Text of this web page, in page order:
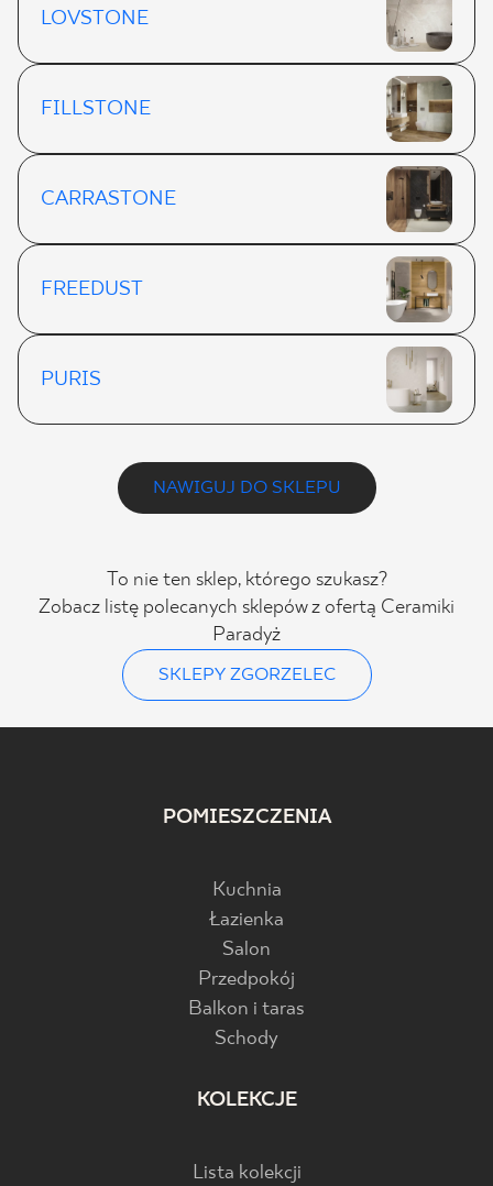
LOVSTONE
FILLSTONE
CARRASTONE
FREEDUST
PURIS
NAWIGUJ DO SKLEPU
To nie ten sklep, którego szukasz?
Zobacz listę polecanych sklepów z ofertą Ceramiki
Paradyż
SKLEPY ZGORZELEC
POMIESZCZENIA
Kuchnia
Łazienka
Salon
Przedpokój
Balkon i taras
Schody
KOLEKCJE
Lista kolekcji